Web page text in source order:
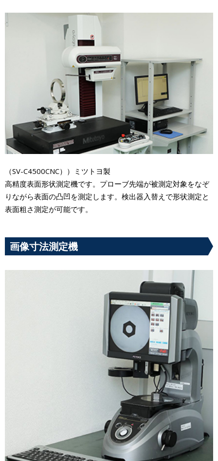
（SV-C4500CNC））ミツトヨ製
高精度表面形状測定機です。プローブ先端が被測定対象をなぞ
りながら表面の凸凹を測定します。検出器入替えで形状測定と
表面粗さ測定が可能です。
画像寸法測定機